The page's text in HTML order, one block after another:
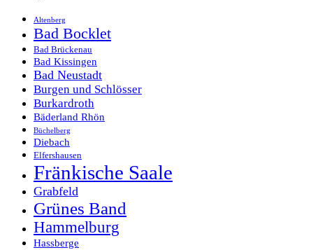
Altenberg
Bad Bocklet
Bad Brückenau
Bad Kissingen
Bad Neustadt
Burgen und Schlösser
Burkardroth
Bäderland Rhön
Büchelberg
Diebach
Elfershausen
Fränkische Saale
Grabfeld
Grünes Band
Hammelburg
Hassberge